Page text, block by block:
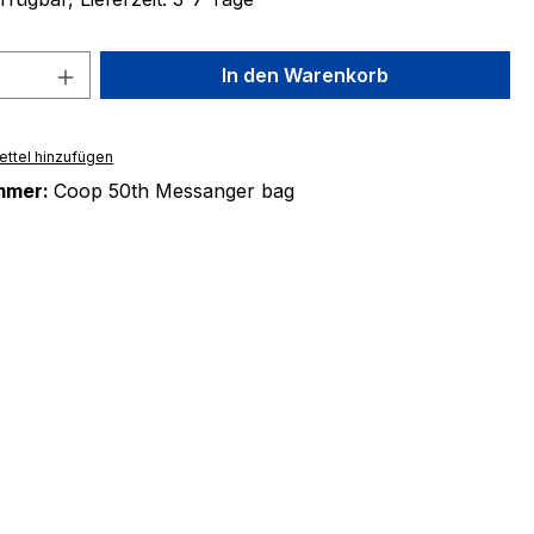
Anzahl: Gib den gewünschten Wert
In den Warenkorb
hinzufügen
Coop 50th Messanger bag